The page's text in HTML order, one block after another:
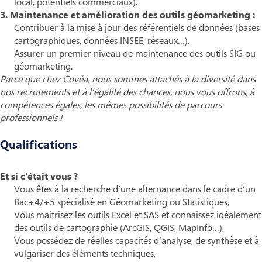
3. Maintenance et amélioration des outils géomarketing :
Contribuer à la mise à jour des référentiels de données (bases
cartographiques, données INSEE, réseaux…).
Assurer un premier niveau de maintenance des outils SIG ou
géomarketing.
Parce que chez Covéa, nous sommes attachés à la diversité dans
nos recrutements et à l’égalité des chances, nous vous offrons, à
compétences égales, les mêmes possibilités de parcours
professionnels !
Qualifications
Et si c’était vous ?
Vous êtes à la recherche d’une alternance dans le cadre d’un
Bac+4/+5 spécialisé en Géomarketing ou Statistiques,
Vous maitrisez les outils Excel et SAS et connaissez idéalement
des outils de cartographie (ArcGIS, QGIS, MapInfo…),
Vous possédez de réelles capacités d’analyse, de synthèse et à
vulgariser des éléments techniques,